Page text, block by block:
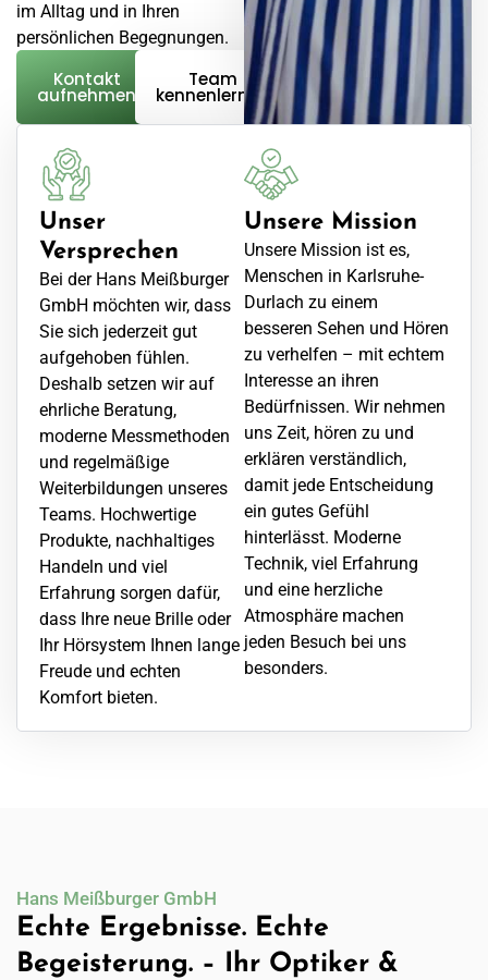
im Alltag und in Ihren
persönlichen Begegnungen.
Kontakt
aufnehmen
Team
kennenlernen
Unser
Versprechen
Bei der Hans Meißburger
GmbH möchten wir, dass
Sie sich jederzeit gut
aufgehoben fühlen.
Deshalb setzen wir auf
ehrliche Beratung,
moderne Messmethoden
und regelmäßige
Weiterbildungen unseres
Teams. Hochwertige
Produkte, nachhaltiges
Handeln und viel
Erfahrung sorgen dafür,
dass Ihre neue Brille oder
Ihr Hörsystem Ihnen lange
Freude und echten
Komfort bieten.
Unsere Mission
Unsere Mission ist es,
Menschen in Karlsruhe-
Durlach zu einem
besseren Sehen und Hören
zu verhelfen – mit echtem
Interesse an ihren
Bedürfnissen. Wir nehmen
uns Zeit, hören zu und
erklären verständlich,
damit jede Entscheidung
ein gutes Gefühl
hinterlässt. Moderne
Technik, viel Erfahrung
und eine herzliche
Atmosphäre machen
jeden Besuch bei uns
besonders.
Hans Meißburger GmbH
Echte Ergebnisse. Echte
Begeisterung. – Ihr Optiker &